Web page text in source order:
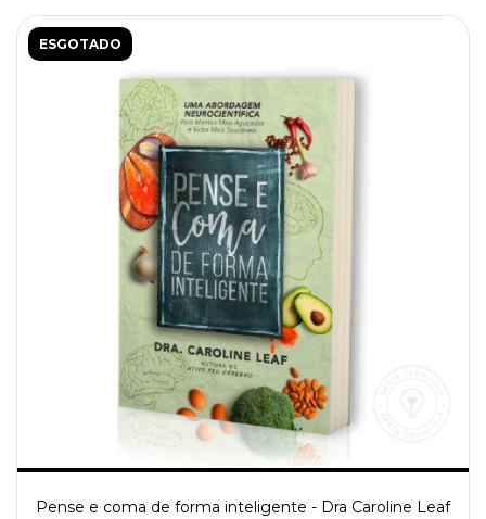
ESGOTADO
Pense e coma de forma inteligente - Dra Caroline Leaf